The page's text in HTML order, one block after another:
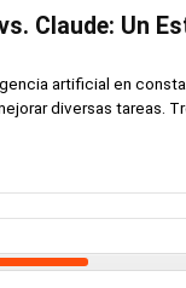
Claude: Un
artificial en
diversas tareas.